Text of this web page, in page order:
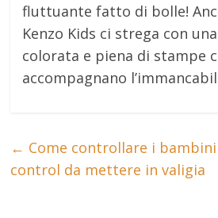
fluttuante fatto di bolle!
Kenzo Kids ci strega con
colorata e piena di stampe
accompagnano
← Come controllare i bambini
control da mettere in valigia